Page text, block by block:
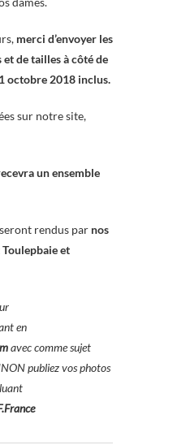
merci d’envoyer les
de tailles à côté de
octobre 2018 inclus.
sur notre site,
un ensemble
rendus par nos
et
en
avec comme sujet
publiez vos photos